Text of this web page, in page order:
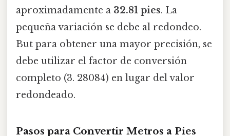
aproximadamente a 32.81 pies. La
pequeña variación se debe al redondeo.
But para obtener una mayor precisión, se
debe utilizar el factor de conversión
completo (3. 28084) en lugar del valor
redondeado.
Pasos para Convertir Metros a Pies